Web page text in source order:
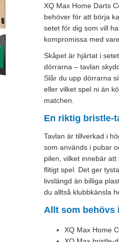
XQ Max Home Darts
behöver för att börja
setet för dig som vill
kompromissa med
Skåpet är hjärtat i
dörrarna – tavlan
Slår du upp dörrarna
eller vilket spel ni än
matchen.
En riktig bristle-
Tavlan är tillverkad i
som används i pubar
pilen, vilket innebär
flitigt spel. Det ger
livslängd än billiga
du alltså klubbkänsla
Allt som behövs
XQ Max Home